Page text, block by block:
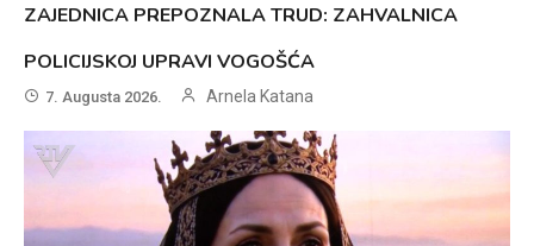
ZAJEDNICA PREPOZNALA TRUD: ZAHVALNICA
POLICIJSKOJ UPRAVI VOGOŠĆA
7. Augusta 2026. Arnela Katana